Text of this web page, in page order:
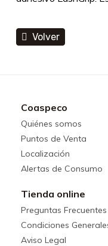
Volver
Coaspeco
Quiénes somos
Puntos de Venta
Localización
Alertas de Consumo
Tienda online
Preguntas Frecuentes
Condiciones
Aviso Legal